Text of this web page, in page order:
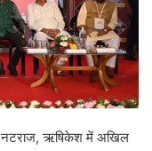
नटराज, ऋषिकेश में अखिल